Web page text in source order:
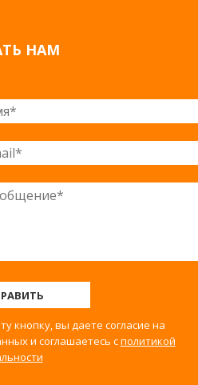
НАМ
кнопку, вы даете согласие на
и соглашаетесь сполитикой